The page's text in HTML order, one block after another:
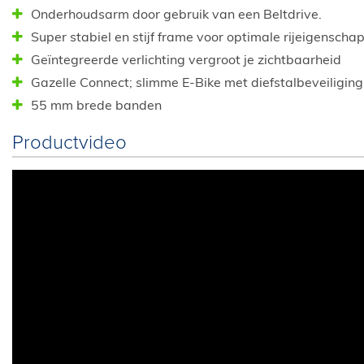
Onderhoudsarm door gebruik van een Beltdrive.
Super stabiel en stijf frame voor optimale
Geïntegreerde verlichting vergroot je zichtbaarheid
Gazelle Connect; slimme E-Bike met diefstalbeveiliging
55 mm brede banden
Productvideo